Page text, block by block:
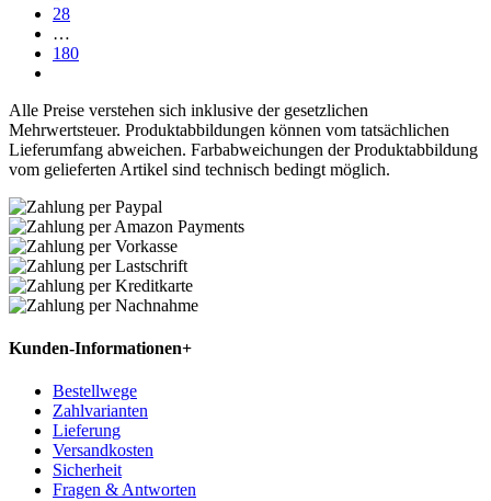
28
…
180
Alle Preise verstehen sich inklusive der gesetzlichen
Mehrwertsteuer. Produktabbildungen können vom tatsächlichen
Lieferumfang abweichen. Farbabweichungen der Produktabbildung
vom gelieferten Artikel sind technisch bedingt möglich.
Kunden-Informationen+
Bestellwege
Zahlvarianten
Lieferung
Versandkosten
Sicherheit
Fragen & Antworten